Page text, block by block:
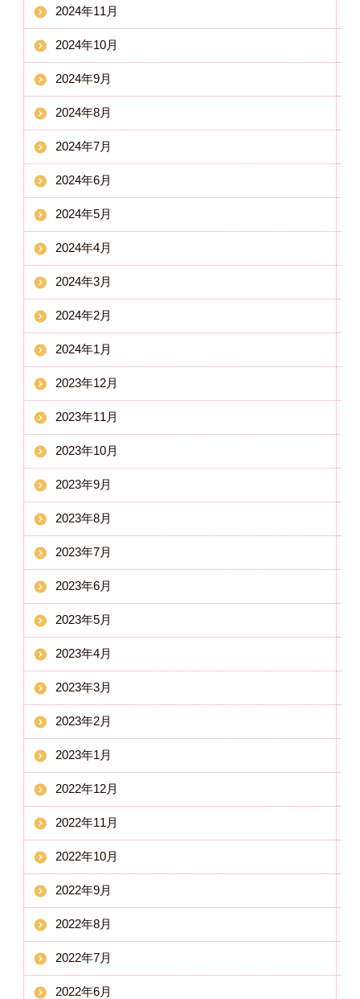
2024年11月
2024年10月
2024年9月
2024年8月
2024年7月
2024年6月
2024年5月
2024年4月
2024年3月
2024年2月
2024年1月
2023年12月
2023年11月
2023年10月
2023年9月
2023年8月
2023年7月
2023年6月
2023年5月
2023年4月
2023年3月
2023年2月
2023年1月
2022年12月
2022年11月
2022年10月
2022年9月
2022年8月
2022年7月
2022年6月